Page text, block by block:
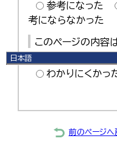
日本語
参考になった
考にならなかった
このページの内容
わかりにくかっ
前のページへ